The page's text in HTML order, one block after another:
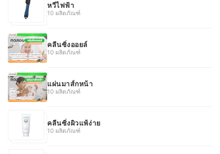
หวีไฟฟ้า
10 ผลิตภัณฑ์
คลีนซิ่งออยล์
10 ผลิตภัณฑ์
แผ่นมาส์กหน้า
10 ผลิตภัณฑ์
คลีนซิ่งผิวแพ้ง่าย
10 ผลิตภัณฑ์